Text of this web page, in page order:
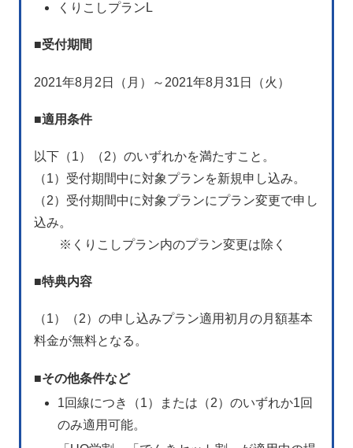
くりこしプランL
■受付期間
2021年8月2日（月）～2021年8月31日（火）
■適用条件
以下（1）（2）のいずれかを満たすこと。
（1）受付期間中に対象プランを新規申し込み。
（2）受付期間中に対象プランにプラン変更で申し
込み。
※くりこしプラン内のプラン変更は除く
■特典内容
（1）（2）の申し込みプラン適用初月の月額基本
料金が無料となる。
■その他条件など
1回線につき（1）または（2）のいずれか1回
のみ適用可能。